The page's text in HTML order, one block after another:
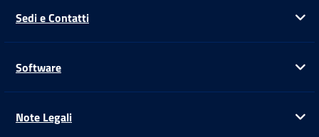
Sedi e Contatti
Software
Note Legali